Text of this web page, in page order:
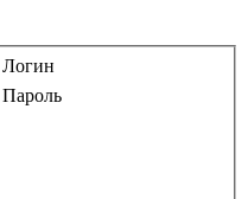
Логин
Пароль